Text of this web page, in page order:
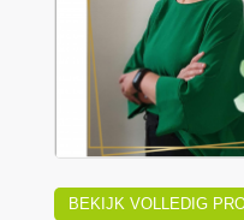
BEKIJK VOLLEDIG